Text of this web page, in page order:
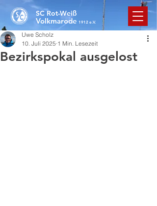
SC Rot-Weiß
Volkmarode 1912 e.V.
Bezirkspokal ausgelost
Uwe Scholz
10. Juli 2025 1 Min. Lesezeit